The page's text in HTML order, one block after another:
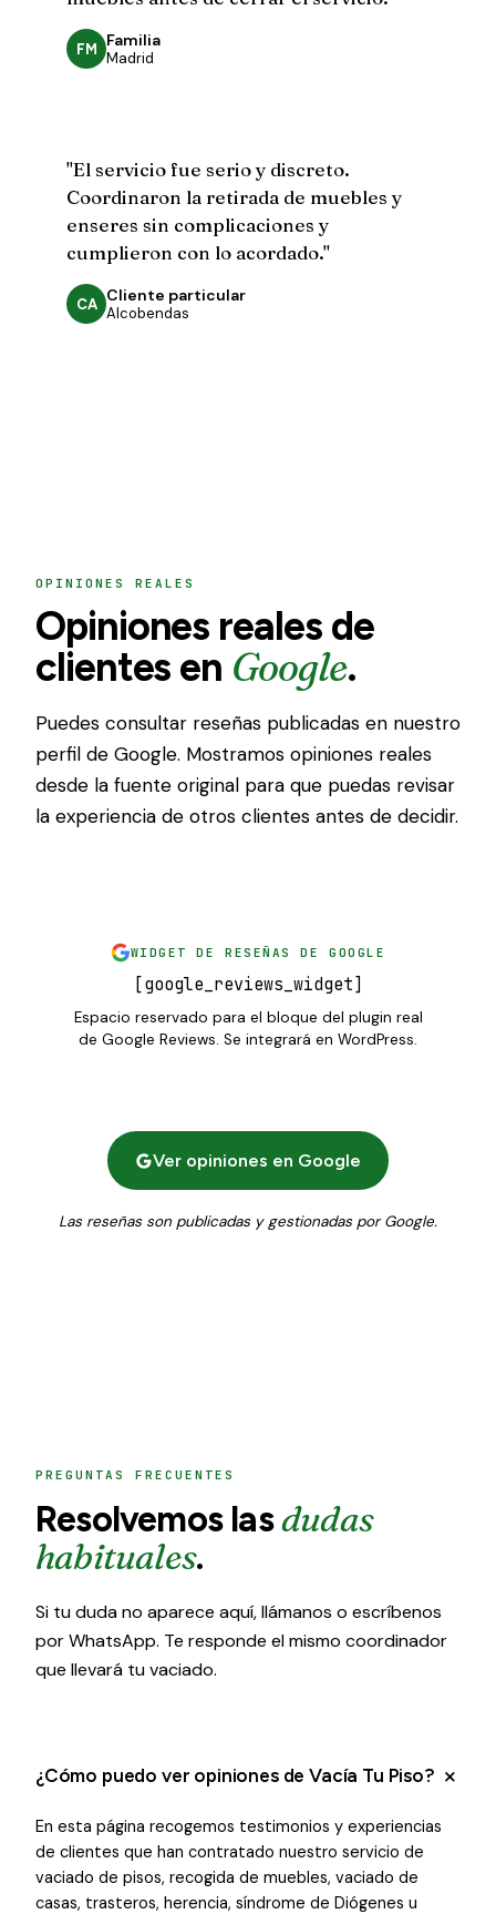
FM Familia
Madrid
"El servicio fue serio y discreto.
Coordinaron la retirada de muebles y
enseres sin complicaciones y
cumplieron con lo acordado."
CA Cliente particular
Alcobendas
OPINIONES REALES
Opiniones reales de
clientes en Google.
Puedes consultar reseñas publicadas en nuestro
perfil de Google. Mostramos opiniones reales
desde la fuente original para que puedas revisar
la experiencia de otros clientes antes de decidir.
WIDGET DE RESEÑAS DE GOOGLE
[google_reviews_widget]
Espacio reservado para el bloque del plugin real
de Google Reviews. Se integrará en WordPress.
Ver opiniones en Google
Las reseñas son publicadas y gestionadas por Google.
PREGUNTAS FRECUENTES
Resolvemos lasdudas
habituales.
Si tu duda no aparece aquí, llámanos o escríbenos
por WhatsApp. Te responde el mismo coordinador
que llevará tu vaciado.
¿Cómo puedo ver opiniones de Vacía Tu Piso?
En esta página recogemos testimonios y experiencias
de clientes que han contratado nuestro servicio de
vaciado de pisos, recogida de muebles, vaciado de
casas, trasteros, herencia, síndrome de Diógenes u